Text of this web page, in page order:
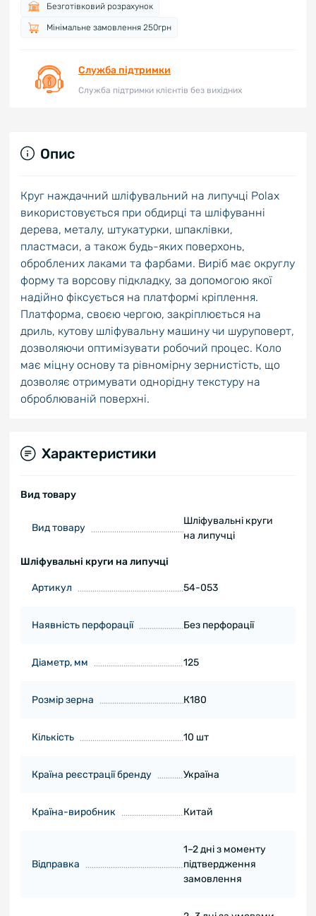
Безготівковий розрахунок
Мінімальне замовлення 250грн
Служба підтримки
Служба підтримки клієнтів без вихідних
Опис
Круг наждачний шліфувальний на липучці Polax
використовується при обдирці та шліфуванні
дерева, металу, штукатурки, шпаклівки,
пластмаси, а також будь-яких поверхонь,
оброблених лаками та фарбами. Виріб має округлу
форму та ворсову підкладку, за допомогою якої
надійно фіксується на платформі кріплення.
Платформа, своєю чергою, закріплюється на
дриль, кутову шліфувальну машину чи шуруповерт,
дозволяючи оптимізувати робочий процес. Коло
має міцну основу та рівномірну зернистість, що
дозволяє отримувати однорідну текстуру на
оброблюваній поверхні.
Характеристики
Вид товару
Вид товару
Шліфувальні круги
на липучці
Шліфувальні круги на липучці
Артикул 54-053
Наявність перфорації Без перфорації
Діаметр, мм 125
Розмір зерна К180
Кількість 10 шт
Країна реєстрації бренду Україна
Країна-виробник Китай
Відправка
1–2 дні з моменту
підтвердження
замовлення